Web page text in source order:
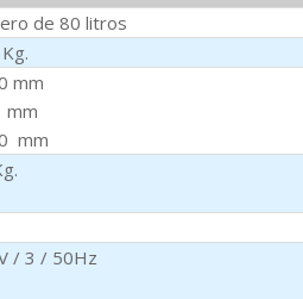
de 80 litros
mm
mm
/ 3 / 50Hz